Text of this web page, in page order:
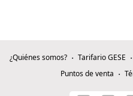
¿Quiénes somos? Tarifario GESE
Puntos de venta